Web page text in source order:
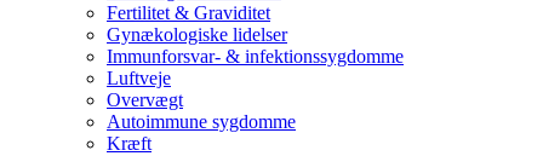
Fertilitet & Graviditet
Gynækologiske lidelser
Immunforsvar- & infektionssygdomme
Luftveje
Overvægt
Autoimmune sygdomme
Kræft